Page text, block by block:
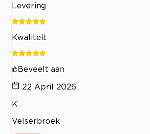
Levering
Kwaliteit
Beveelt aan
22 April 2026
K
Velserbroek